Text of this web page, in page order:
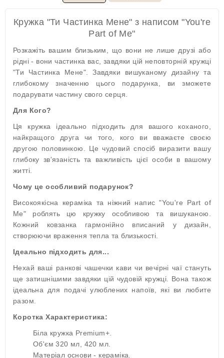
Кружка "Ти Частинка Мене" з написом "You're
Part of Me"
Розкажіть вашим близьким, що вони не лише друзі або
рідні - вони частинка вас, завдяки цій неповторній кружці
"Ти Частинка Мене". Завдяки вишуканому дизайну та
глибокому значенню цього подарунка, ви зможете
подарувати частину свого серця.
Для Кого?
Ця кружка ідеально підходить для вашого коханого,
найкращого друга чи того, кого ви вважаєте своєю
другою половинкою. Це чудовий спосіб виразити вашу
глибоку зв'язаність та важливість цієї особи в вашому
житті.
Чому це особливий подарунок?
Високоякісна кераміка та ніжний напис "You're Part of
Me" роблять цю кружку особливою та вишуканою.
Кожний ковзанка гармонійно вписаний у дизайн,
створюючи враження тепла та близькості.
Ідеально підходить для...
Нехай ваші ранкові чашечки кави чи вечірні чаї стануть
ще затишнішими завдяки цій чудовій кружці. Вона також
ідеальна для подачі улюблених напоїв, які ви любите
разом.
Коротка Характеристика:
Біла кружка Premium+.
Об'єм 320 мл, 420 мл.
Матеріал основи - кераміка.